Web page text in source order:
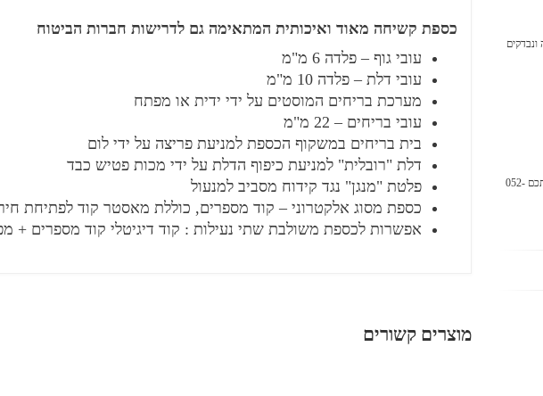
כספת קשיחה מאוד ואיכותית המתאימה גם לדרישות חברות הביטוח
עובי גוף – פלדה 6 מ"מ
עובי דלת – פלדה 10 מ"מ
מערכת בריחים המוסטים על ידי ידית או מפתח
עובי בריחים – 22 מ"מ
בית בריחים במשקוף הכספת למניעת פריצה על ידי לום
דלת "רובלית" למניעת כיפוף הדלת על ידי מכות פטיש כבד
פלטת "מנגן" נגד קידוח מסביב למנעול
כספת מסוג אלקטרוני – קוד מספרים, כוללת מאסטר קוד לפתיחת
אפשרות לכספת משולבת שתי נעילות : קוד דיגיטלי קוד מספרים +
מוצרים קשורים
המקצוענים שלנו עומדים לרשותכם 052-